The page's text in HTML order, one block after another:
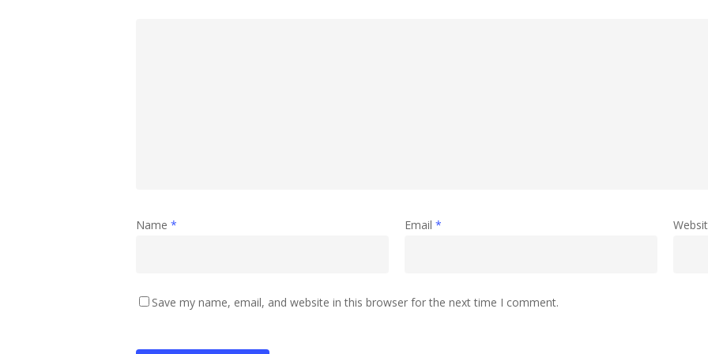
Name * Email *
Save my name, email, and website in this browser for the next time I comment.